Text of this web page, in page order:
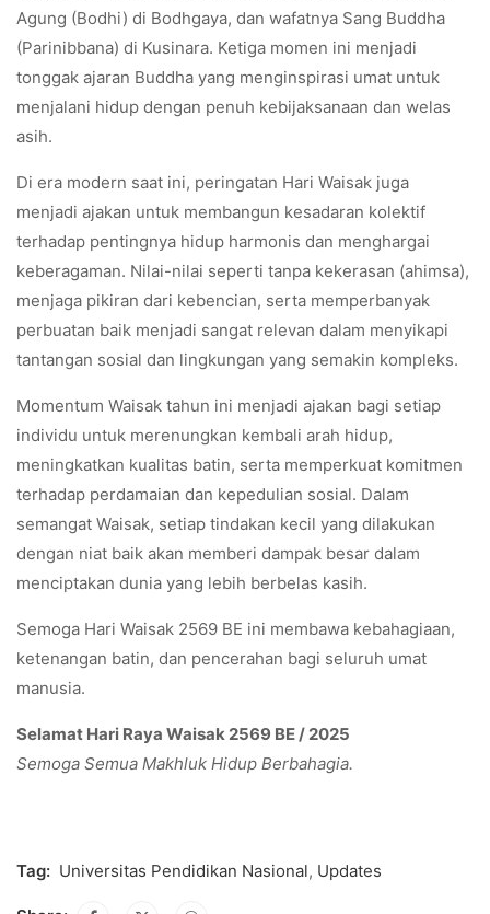
Agung (Bodhi) di Bodhgaya, dan wafatnya Sang Buddha
(Parinibbana) di Kusinara. Ketiga momen ini menjadi
tonggak ajaran Buddha yang menginspirasi umat untuk
menjalani hidup dengan penuh kebijaksanaan dan welas
asih.
Di era modern saat ini, peringatan Hari Waisak juga
menjadi ajakan untuk membangun kesadaran kolektif
terhadap pentingnya hidup harmonis dan menghargai
keberagaman. Nilai-nilai seperti tanpa kekerasan (ahimsa),
menjaga pikiran dari kebencian, serta memperbanyak
perbuatan baik menjadi sangat relevan dalam menyikapi
tantangan sosial dan lingkungan yang semakin kompleks.
Momentum Waisak tahun ini menjadi ajakan bagi setiap
individu untuk merenungkan kembali arah hidup,
meningkatkan kualitas batin, serta memperkuat komitmen
terhadap perdamaian dan kepedulian sosial. Dalam
semangat Waisak, setiap tindakan kecil yang dilakukan
dengan niat baik akan memberi dampak besar dalam
menciptakan dunia yang lebih berbelas kasih.
Semoga Hari Waisak 2569 BE ini membawa kebahagiaan,
ketenangan batin, dan pencerahan bagi seluruh umat
manusia.
Selamat Hari Raya Waisak 2569 BE / 2025
Semoga Semua Makhluk Hidup Berbahagia.
Tag: Universitas Pendidikan Nasional, Updates